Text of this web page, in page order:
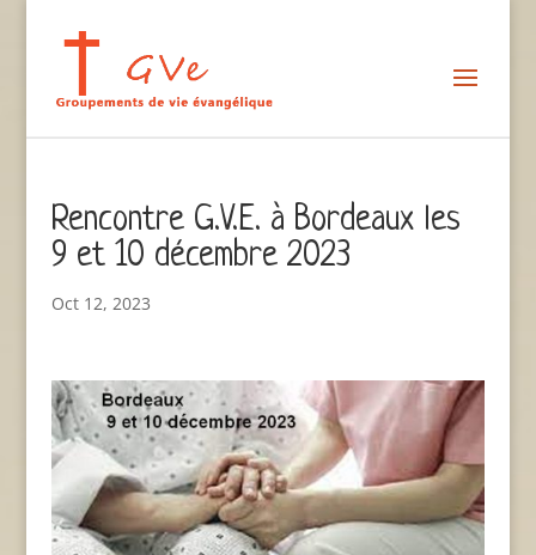
Rencontre G.V.E. à Bordeaux les
9 et 10 décembre 2023
Oct 12, 2023